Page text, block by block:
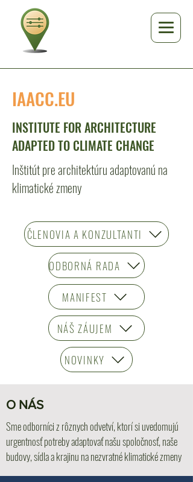
IAACC.EU
INSTITUTE FOR ARCHITECTURE
ADAPTED TO CLIMATE CHANGE
Inštitút pre architektúru adaptovanú na
klimatické zmeny
ČLENOVIA A KONZULTANTI
ODBORNÁ RADA
MANIFEST
NÁŠ ZÁUJEM
NOVINKY
O NÁS
Sme odborníci z rôznych odvetví, ktorí si uvedomujú
urgentnosť potreby adaptovať našu spoločnosť, naše
budovy, sídla a krajinu na nezvratné klimatické zmeny